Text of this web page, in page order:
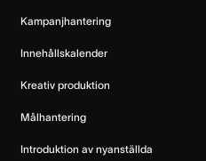
Kampanjhantering
Innehållskalender
Kreativ produktion
Målhantering
Introduktion av nyanställda